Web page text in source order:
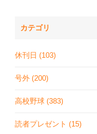
カテゴリ
休刊日 (103)
号外 (200)
高校野球 (383)
読者プレゼント (15)